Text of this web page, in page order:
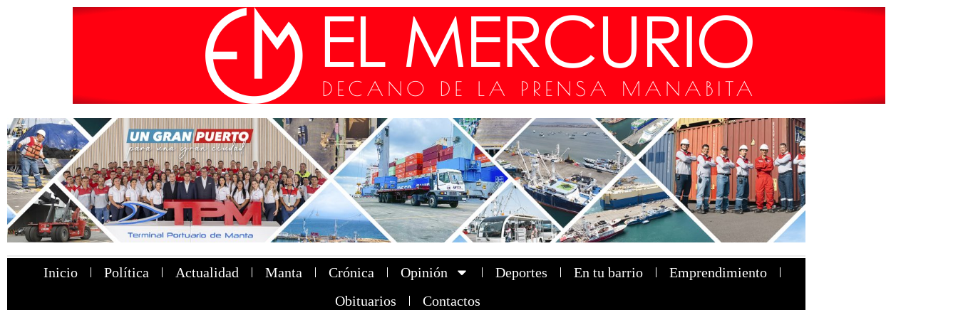
Inicio Política Actualidad Manta Crónica Opinión Deportes En tu barrio
Emprendimiento
Obituarios
Contactos